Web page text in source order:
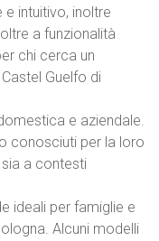
intuitivo, inoltre
a funzionalità
chi cerca un
Guelfo di
e aziendale.
conosciuti per la loro
a contesti
ideali per famiglie e
Alcuni modelli